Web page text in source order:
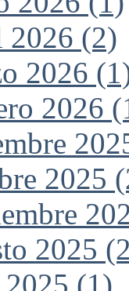
(2)
2026
2026
2025
2025
(1)